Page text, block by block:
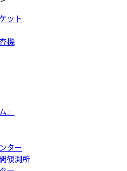
ット
機
」
ター
観測所